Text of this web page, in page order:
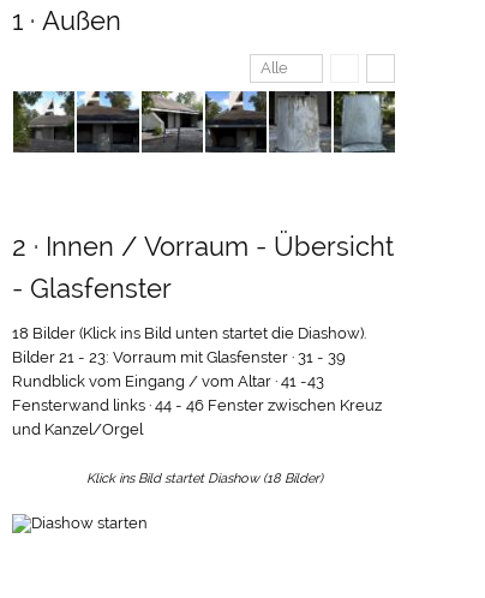
1 · Außen
Alle
2 · Innen / Vorraum - Übersicht
- Glasfenster
18 Bilder (Klick ins Bild unten startet die Diashow).
Bilder 21 - 23: Vorraum mit Glasfenster · 31 - 39
Rundblick vom Eingang / vom Altar · 41 -43
Fensterwand links · 44 - 46 Fenster zwischen Kreuz
und Kanzel/Orgel
Klick ins Bild startet Diashow (18 Bilder)